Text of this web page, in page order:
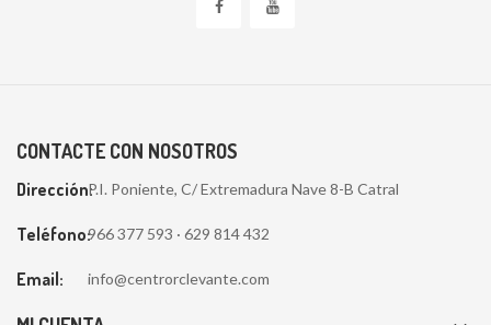
CONTACTE CON NOSOTROS
Dirección:P.I. Poniente, C/ Extremadura Nave 8-B Catral
Teléfono:966 377 593 · 629 814 432
Email: info@centrorclevante.com